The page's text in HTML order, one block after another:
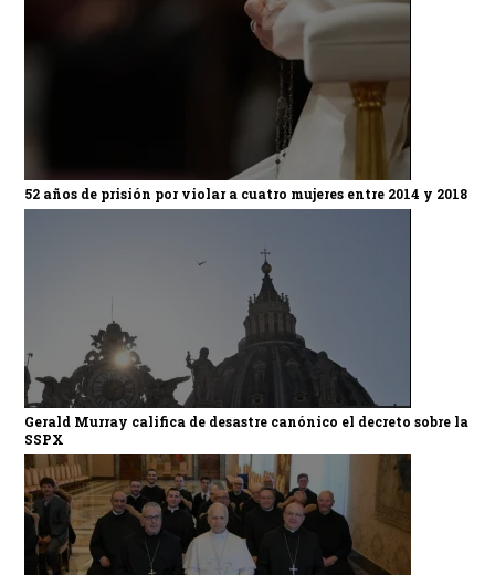
52 años de prisión por violar a cuatro mujeres entre 2014 y 2018
Gerald Murray califica de desastre canónico el decreto sobre la
SSPX